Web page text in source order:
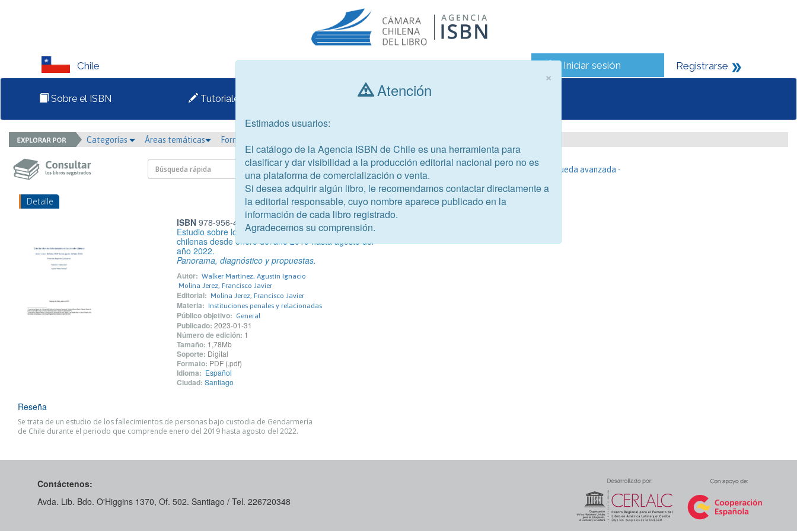
Chile Iniciar sesión Registrarse
Sobre el ISBN Tutoriales Consultar libros
Categorías Áreas temáticas Formato
- Búsqueda avanzada -
Detalle
ISBN978-956-414-380-4
Estudio sobre los fallecimientos en las cárceles
chilenas desde enero del año 2019 hasta agosto del
año 2022.
Panorama, diagnóstico y propuestas.
Autor: Walker Martínez, Agustín Ignacio
Molina Jerez, Francisco Javier
Editorial: Molina Jerez, Francisco Javier
Materia: Instituciones penales y relacionadas
Público objetivo: General
Publicado: 2023-01-31
Número de edición: 1
Tamaño: 1,78Mb
Soporte: Digital
Formato: PDF (.pdf)
Idioma: Español
Ciudad: Santiago
Reseña
Se trata de un estudio de los fallecimientos de personas bajo custodia de Gendarmería
de Chile durante el periodo que comprende enero del 2019 hasta agosto del 2022.
Contáctenos:
Avda. Lib. Bdo. O'Higgins 1370, Of. 502. Santiago / Tel. 226720348
×
Atención
Estimados usuarios:
El catálogo de la Agencia ISBN de Chile es una herramienta para
clasificar y dar visibilidad a la producción editorial nacional pero no es
una plataforma de comercialización o venta.
Si desea adquirir algún libro, le recomendamos contactar directamente a
la editorial responsable, cuyo nombre aparece publicado en la
información de cada libro registrado.
Agradecemos su comprensión.